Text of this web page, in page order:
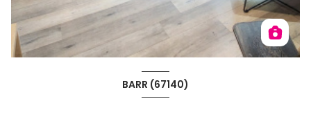
BARR (67140)